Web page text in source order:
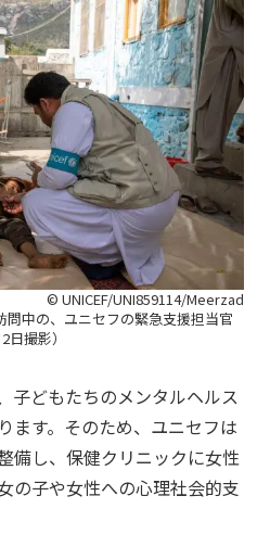
© UNICEF/UNI859114/Meerzad
中の、ユニセフの緊急支援担当官
日撮影）
子どもたちのメンタルヘルス
ます。そのため、ユニセフは
備し、保健クリニックに女性
の子や女性への心理社会的支